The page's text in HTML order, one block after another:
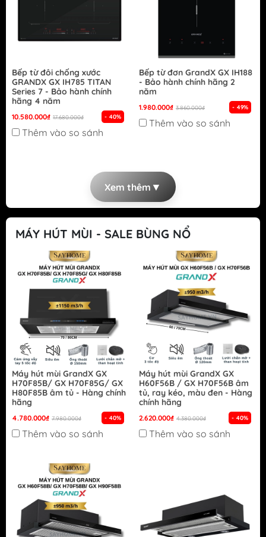
Bếp từ đôi chống xước
GRANDX GX IH785 TITAN
Series 7 - Bảo hành chính
hãng 4 năm
10.580.000₫ 17.680.000₫ - 40%
Thêm vào so sánh
Bếp từ đơn GrandX GX IH188
- Bảo hành chính hãng 2
năm
1.980.000₫ 3.860.000₫ - 49%
Thêm vào so sánh
Xem thêm ▼
MÁY HÚT MÙI - SALE BÙNG NỔ
Máy hút mùi GrandX GX
H70F85B/ GX H70F85G/ GX
H80F85B âm tủ - Hàng chính
hãng
4.780.000₫ 7.980.000₫ - 40%
Thêm vào so sánh
Máy hút mùi GrandX GX
H60F56B / GX H70F56B âm
tủ, ray kéo, màu đen - Hàng
chính hãng
2.620.000₫ 4.380.000₫ - 40%
Thêm vào so sánh